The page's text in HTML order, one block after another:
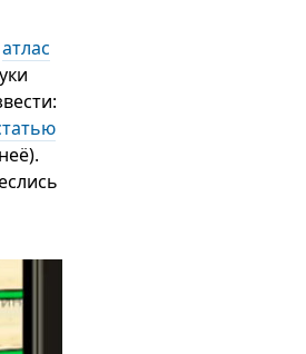
атлас